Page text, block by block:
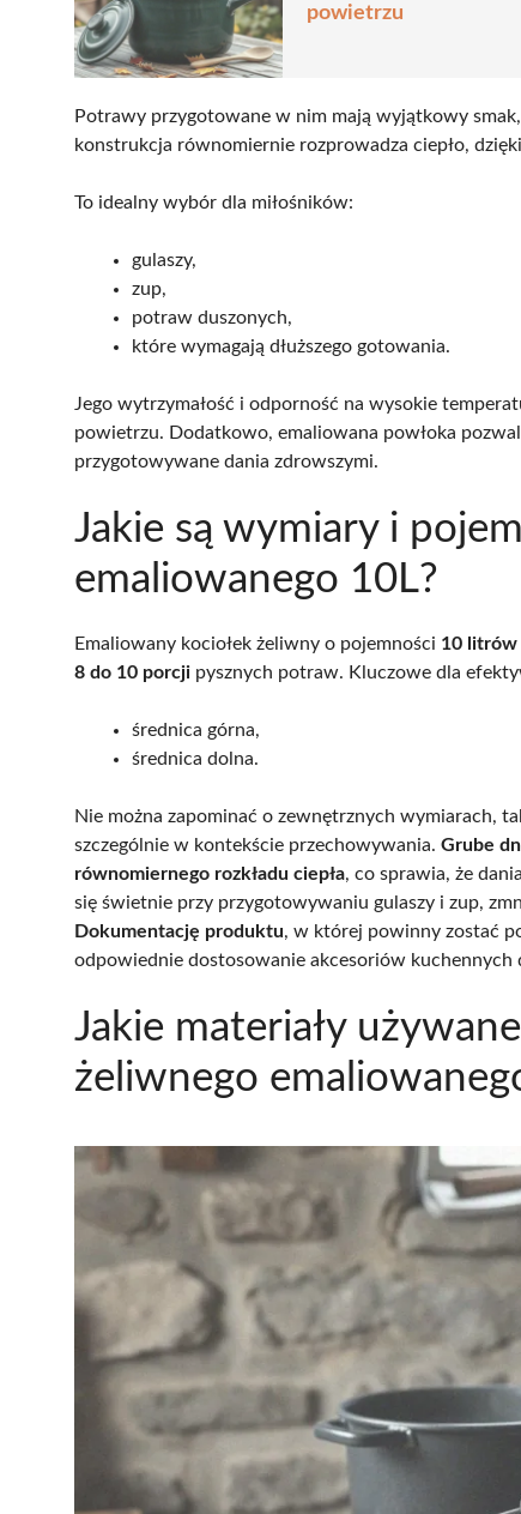
powietrzu
Potrawy przygotowane w nim mają wyjątkowy
konstrukcja równomiernie rozprowadza ciepło,
To idealny wybór dla miłośników:
gulaszy,
zup,
potraw duszonych,
które wymagają dłuższego gotowania.
Jego wytrzymałość i odporność na wysokie
powietrzu. Dodatkowo, emaliowana powłoka
przygotowywane dania zdrowszymi.
Jakie są wymiary i
emaliowanego 10L?
Emaliowany kociołek żeliwny o pojemności 10 litrów
8 do 10 porcji pysznych potraw. Kluczowe dla
średnica górna,
średnica dolna.
Nie można zapominać o zewnętrznych wymiarach,
szczególnie w kontekście przechowywania. Grube
równomiernego rozkładu ciepła, co sprawia, że
się świetnie przy przygotowywaniu gulaszy i zup,
Dokumentację produktu, w której powinny zostać
odpowiednie dostosowanie akcesoriów kuchennych
Jakie materiały
żeliwnego